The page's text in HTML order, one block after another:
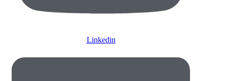
Linkedin